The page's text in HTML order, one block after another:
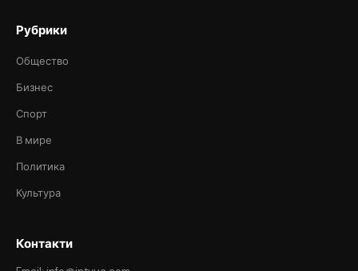
Рубрики
Общество
Бизнес
Спорт
В мире
Политика
Культура
Контакти